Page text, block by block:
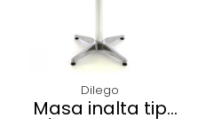
Dilego
Masa inalta tip